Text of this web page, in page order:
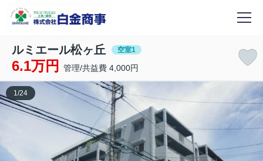
ルミエール松ヶ丘 空室1
6.1万円 管理/共益費 4,000円
1 /24